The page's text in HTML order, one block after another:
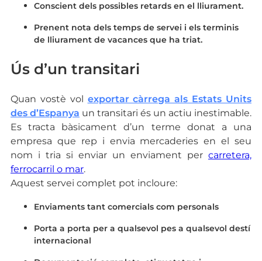
Conscient dels possibles retards en el lliurament.
Prenent nota dels temps de servei i els terminis
de lliurament de vacances que ha triat.
Ús d’un transitari
Quan vostè vol exportar càrrega als Estats Units
des d’Espanya un transitari és un actiu inestimable.
Es tracta bàsicament d’un terme donat a una
empresa que rep i envia mercaderies en el seu
nom i tria si enviar un enviament per carretera,
ferrocarril o mar.
Aquest servei complet pot incloure:
Enviaments tant comercials com personals
Porta a porta per a qualsevol pes a qualsevol destí
internacional